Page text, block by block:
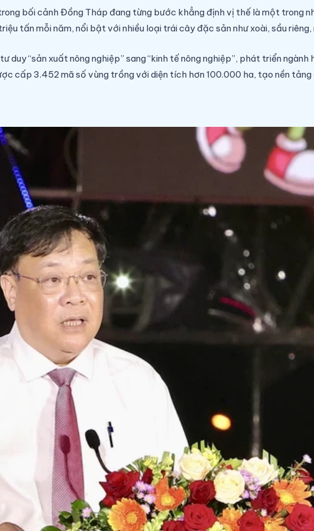
bối cảnh Đồng Tháp đang từng bước khẳng định vị thế là một trong
tấn mỗi năm, nổi bật với nhiều loại trái cây đặc sản như xoài, sầu
“sản xuất nông nghiệp” sang “kinh tế nông nghiệp”, phát triển
cấp 3.452 mã số vùng trồng với diện tích hơn 100.000 ha, tạo nền